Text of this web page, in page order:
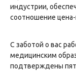
индустрии,
соотношение цена-
С заботой о вас
медицинским
подтверждены